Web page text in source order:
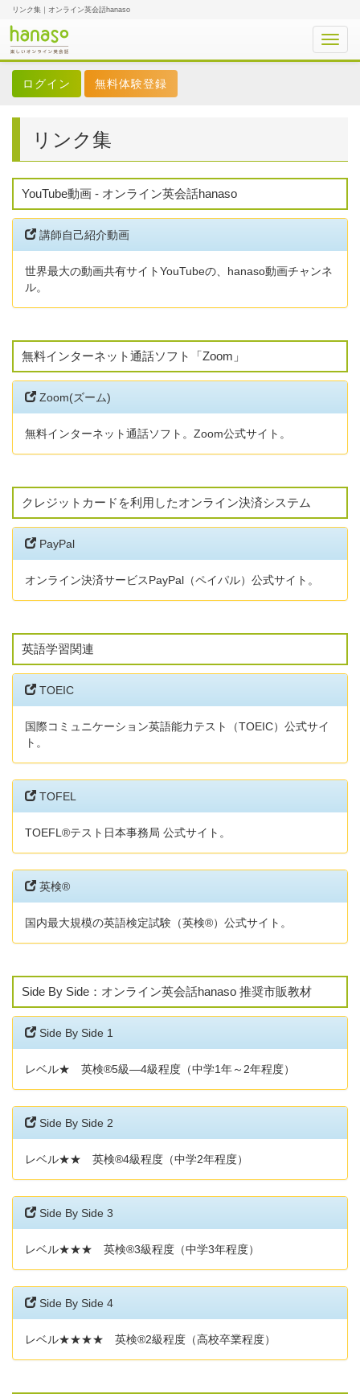
リンク集｜オンライン英会話hanaso
無料体験登録
リンク集
YouTube動画 - オンライン英会話hanaso
講師自己紹介動画
世界最大の動画共有サイトYouTubeの、hanaso動画チャンネ
ル。
無料インターネット通話ソフト「Zoom」
Zoom(ズーム)
無料インターネット通話ソフト。Zoom公式サイト。
クレジットカードを利用したオンライン決済システム
PayPal
オンライン決済サービスPayPal（ペイパル）公式サイト。
英語学習関連
TOEIC
国際コミュニケーション英語能力テスト（TOEIC）公式サイ
ト。
TOFEL
TOEFL®テスト日本事務局 公式サイト。
英検®
国内最大規模の英語検定試験（英検®）公式サイト。
Side By Side：オンライン英会話hanaso 推奨市販教材
Side By Side 1
レベル★ 英検®5級―4級程度（中学1年～2年程度）
Side By Side 2
レベル★★ 英検®4級程度（中学2年程度）
Side By Side 3
レベル★★★ 英検®3級程度（中学3年程度）
Side By Side 4
レベル★★★★ 英検®2級程度（高校卒業程度）